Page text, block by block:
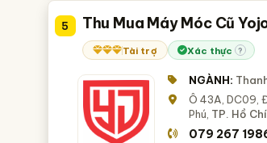
5 Thu Mua Máy Móc Cũ
Tài trợ Xác thực ?
NGÀNH:
Ô 43A, DC09,
Phú, TP. Hồ
079 267